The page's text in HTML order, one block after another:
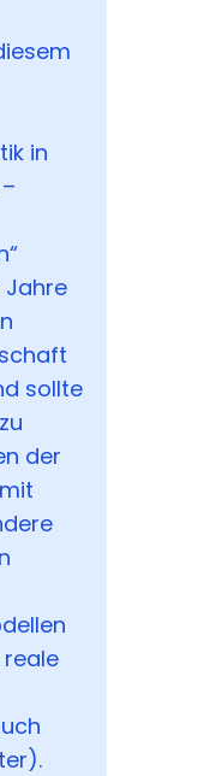
in
Jahre
sollte
der